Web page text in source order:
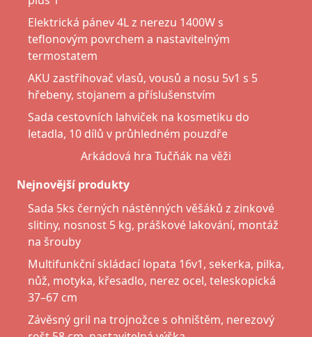
Elektrická pánev 4L z nerezu 1400W s
teflonovým povrchem a nastavitelným
termostatem
AKU zastřihovač vlasů, vousů a nosu 5v1 s 5
hřebeny, stojanem a příslušenstvím
Sada cestovních lahviček na kosmetiku do
letadla, 10 dílů v průhledném pouzdře
Arkádová hra Tučňák na věži
Nejnovější produkty
Sada 5ks černých nástěnných věšáků z zinkové
slitiny, nosnost 5 kg, práškové lakování, montáž
na šrouby
Multifunkční skládací lopata 16v1, sekerka, pilka,
nůž, motyka, křesadlo, nerez ocel, teleskopická
37–67 cm
Závěsný gril na trojnožce s ohništěm, nerezový